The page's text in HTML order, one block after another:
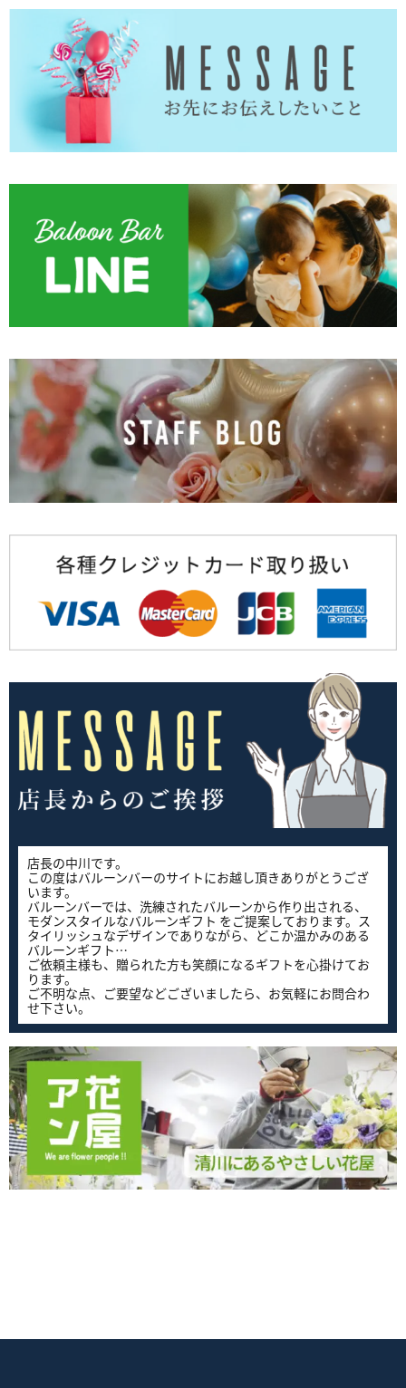
店長の中川です。
この度はバルーンバーのサイトにお越し頂きありがとうござ
います。
バルーンバーでは、洗練されたバルーンから作り出される、
モダンスタイルなバルーンギフト をご提案しております。ス
タイリッシュなデザインでありながら、どこか温かみのある
バルーンギフト…
ご依頼主様も、贈られた方も笑顔になるギフトを心掛けてお
ります。
ご不明な点、ご要望などございましたら、お気軽にお問合わ
せ下さい。